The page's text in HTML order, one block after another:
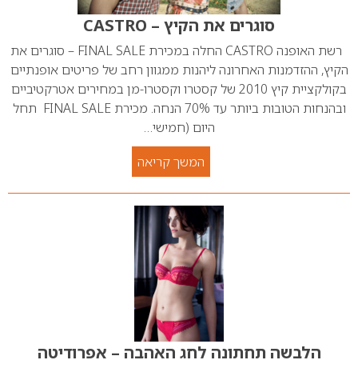
סוגרים את הקיץ – CASTRO
רשת האופנה CASTRO החלה במכירת FINAL SALE – סוגרים את
הקיץ, ההזדמנות האחרונה ליהנות ממגוון רחב של פריטים אופנתיים
בקולקציית קיץ 2010 של קסטרו וקסטרו-מן במחירים אטרקטיביים
ובהנחות הטובות ביותר עד 70% הנחה. מכירת FINAL SALE תחל
היום (חמישי…
המשך קריאה
הלבשה תחתונה לחג האהבה – אפרודיטה